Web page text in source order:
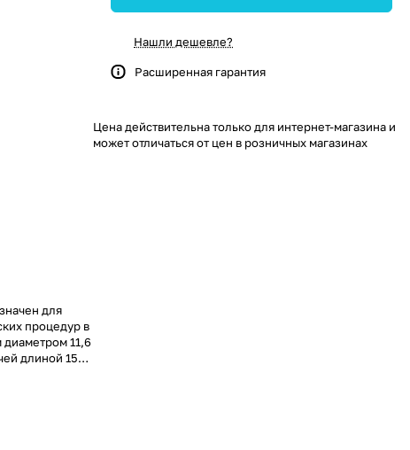
для
процедур в
11,6
длиной 1500
Нашли дешевле?
Расширенная гарантия
Цена действительна только для интернет-магазина и
может отличаться от цен в розничных магазинах